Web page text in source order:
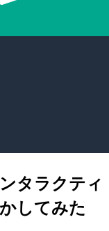
タラクティ
してみた